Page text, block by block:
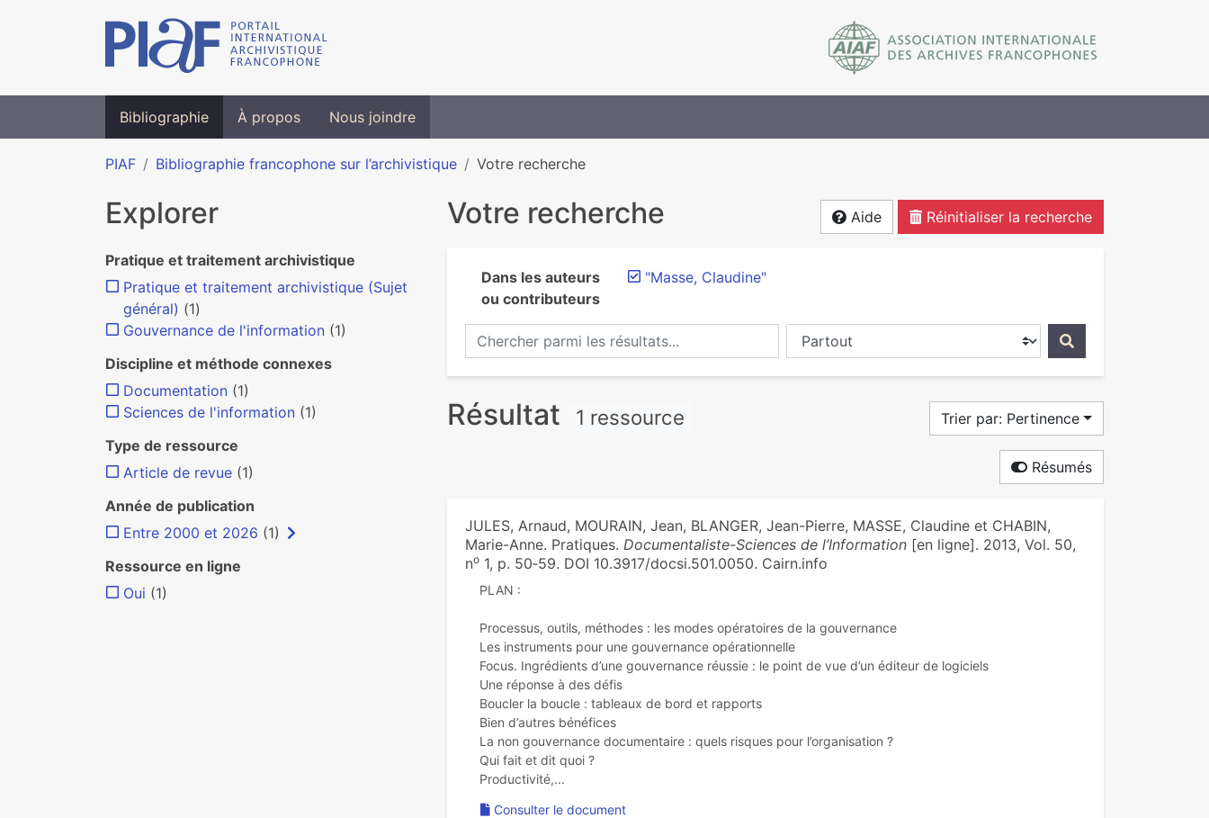
Bibliographie À propos Nous joindre
PIAF Bibliographie francophone sur l’archivistique Votre recherche
Votre recherche Aide Réinitialiser la recherche
Dans les auteurs
ou contributeurs
"Masse, Claudine"
Chercher parmi les résultats... Chercher dans...
Résultat 1 ressource Trier par: Pertinence
Résumés
JULES, Arnaud, MOURAIN, Jean, BLANGER, Jean-Pierre, MASSE, Claudine et CHABIN,
Marie-Anne. Pratiques. Documentaliste-Sciences de l’Information[en ligne]. 2013, Vol. 50,
no1, p. 50‑59. DOI 10.3917/docsi.501.0050. Cairn.info
PLAN :
Processus, outils, méthodes : les modes opératoires de la gouvernance
Les instruments pour une gouvernance opérationnelle
Focus. Ingrédients d’une gouvernance réussie : le point de vue d’un éditeur de logiciels
Une réponse à des défis
Boucler la boucle : tableaux de bord et rapports
Bien d’autres bénéfices
La non gouvernance documentaire : quels risques pour l’organisation ?
Qui fait et dit quoi ?
Consulter le document
Explorer
Pratique et traitement archivistique
Pratique et traitement archivistique (Sujet
général) (1)
Gouvernance de l'information (1)
Discipline et méthode connexes
Documentation (1)
Sciences de l'information (1)
Type de ressource
Article de revue (1)
Année de publication
Entre 2000 et 2026 (1)
Ressource en ligne
Oui (1)